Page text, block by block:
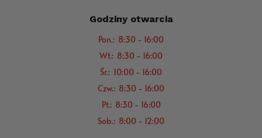
Godziny otwarcia
Pon.: 8:30 - 16:00
Wt.: 8:30 - 16:00
Śr.: 10:00 - 16:00
Czw.: 8:30 - 16:00
Pt.: 8:30 - 16:00
Sob.: 8:00 - 12:00